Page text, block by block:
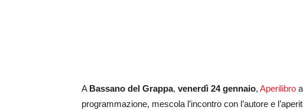
A Bassano del Grappa, venerdì 24 gennaio, Aperilibro
programmazione, mescola l’incontro con l’autore e